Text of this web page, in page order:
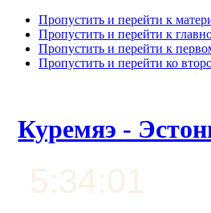
Пропустить и перейти к
Пропустить и перейти к
Пропустить и перейти к
Пропустить и перейти ко
Куремяэ -
5:34:01